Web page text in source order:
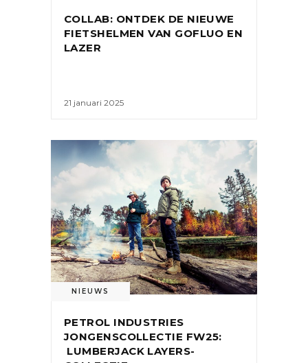
COLLAB: ONTDEK DE NIEUWE
FIETSHELMEN VAN GOFLUO EN
LAZER
21 januari 2025
NIEUWS
PETROL INDUSTRIES
JONGENSCOLLECTIE FW25:
LUMBERJACK LAYERS-